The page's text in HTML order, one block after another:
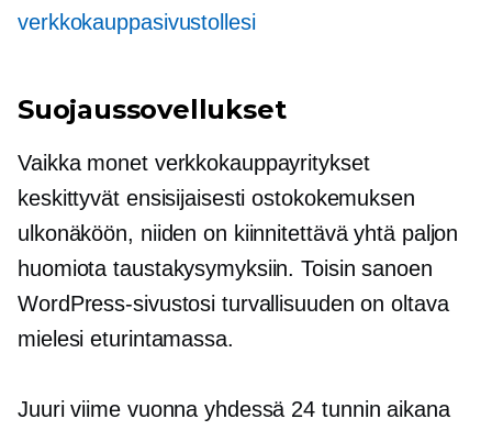
verkkokauppasivustollesi
Suojaussovellukset
Vaikka monet verkkokauppayritykset
keskittyvät ensisijaisesti ostokokemuksen
ulkonäköön, niiden on kiinnitettävä yhtä paljon
huomiota taustakysymyksiin. Toisin sanoen
WordPress-sivustosi turvallisuuden on oltava
mielesi eturintamassa.
Juuri viime vuonna yhdessä 24 tunnin aikana